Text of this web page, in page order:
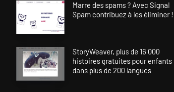
Marre des spams ? Avec Signal
Spam contribuez à les éliminer !
StoryWeaver, plus de 16 000
histoires gratuites pour enfants
dans plus de 200 langues